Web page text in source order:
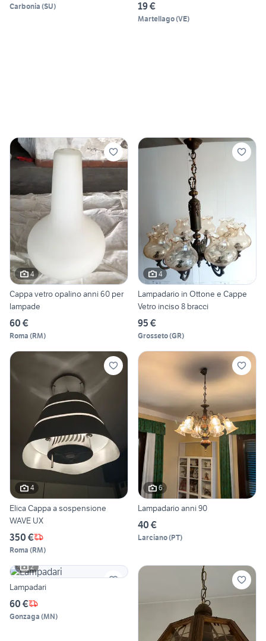
Carbonia (SU) 19 €
Martellago(VE)
4
Cappa vetro opalino anni 60 per
lampade
60 €
Roma (RM)
4
Lampadario in Ottone e Cappe
Vetro inciso 8 bracci
95 €
Grosseto(GR)
4
Elica Cappa a sospensione
WAVE UX
350 €
Roma (RM)
6
Lampadario anni 90
40 €
Larciano(PT)
2
Lampadari
60 €
Gonzaga (MN)